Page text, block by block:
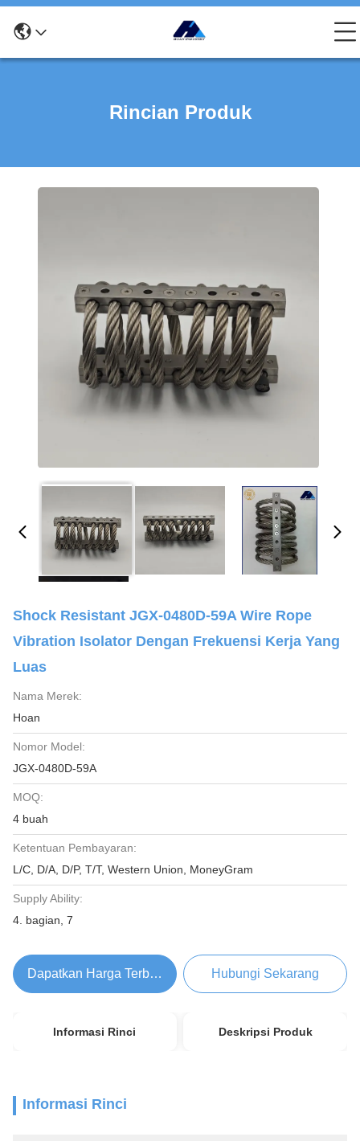
Rincian Produk
Shock Resistant JGX-0480D-59A Wire Rope
Vibration Isolator Dengan Frekuensi Kerja Yang
Luas
Nama Merek:
Hoan
Nomor Model:
JGX-0480D-59A
MOQ:
4 buah
Ketentuan Pembayaran:
L/C, D/A, D/P, T/T, Western Union, MoneyGram
Supply Ability:
4. bagian, 7
Dapatkan Harga Terbaik Hubungi Sekarang
Informasi Rinci Deskripsi Produk
Informasi Rinci